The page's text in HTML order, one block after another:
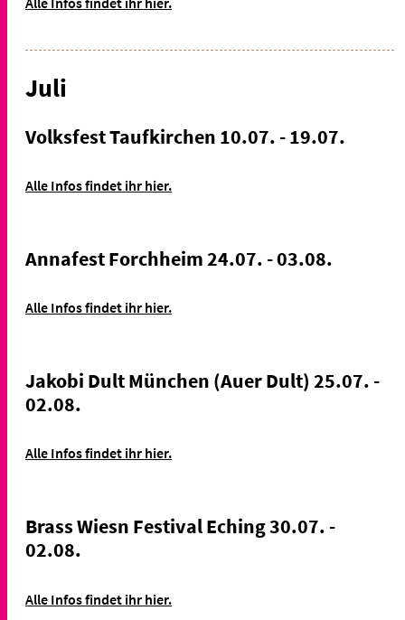
Juli
Volksfest Taufkirchen 10.07. - 19.07.
Alle Infos findet ihr hier.
Annafest Forchheim 24.07. - 03.08.
Alle Infos findet ihr hier.
Jakobi Dult München (Auer Dult) 25.07. -
02.08.
Alle Infos findet ihr hier.
Brass Wiesn Festival Eching 30.07. -
02.08.
Alle Infos findet ihr hier.